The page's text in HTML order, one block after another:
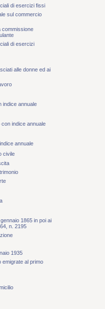
di esercizi fissi
sul commercio
commissione
di esercizi
alle donne ed ai
indice annuale
con indice annuale
annuale
civile
1865 in poi ai
n. 2195
1935
emigrate al primo